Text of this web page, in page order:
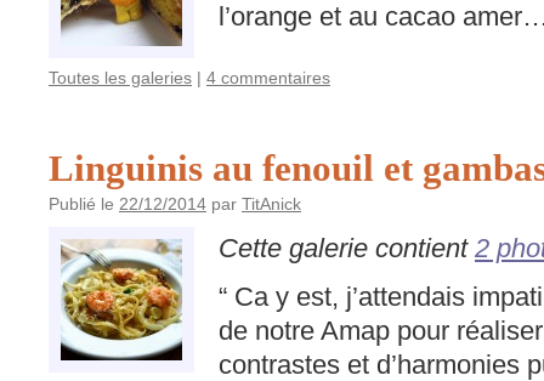
l’orange et au cacao
Toutes les galeries | 4 commentaires
Linguinis au fenouil et
Publié le 22/12/2014 par TitAnick
Cette galerie contient 2
“ Ca y est, j’attendais
de notre Amap pour
contrastes et d’harmonies